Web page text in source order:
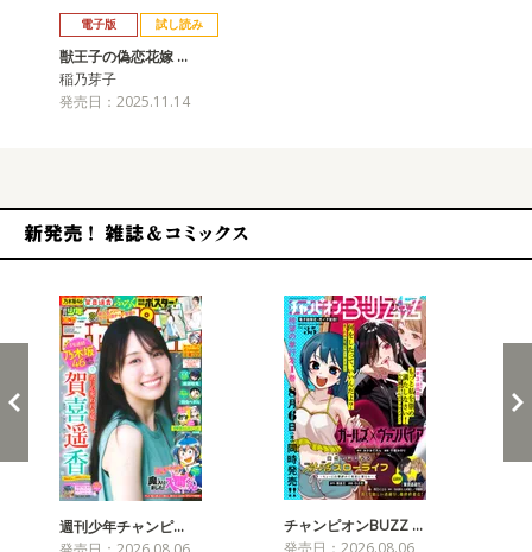
電子版 試し読み
獣王子の偽恋花嫁 …
稲乃芽子
発売日：2025.11.14
週刊少年チャンピ…
チャンピオンBUZZ …